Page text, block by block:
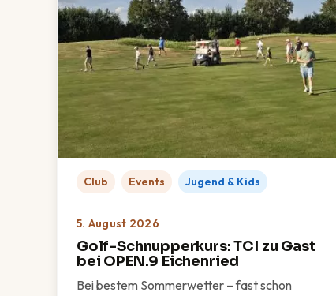
Club Events Jugend & Kids
5. August 2026
Golf-Schnupperkurs: TCI zu Gast
bei OPEN.9 Eichenried
Bei bestem Sommerwetter – fast schon